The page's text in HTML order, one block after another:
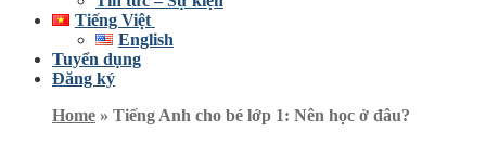
Tiếng Việt
English
Tuyển dụng
Đăng ký
Home » Tiếng Anh cho bé lớp 1: Nên học ở đâu?